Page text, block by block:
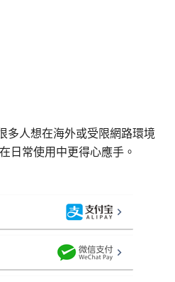
多人想在海外或受限網路環境
日常使用中更得心應手。